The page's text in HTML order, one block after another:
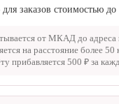
заказов стоимостью до
от МКАД до адреса
на расстояние более 50
прибавляется 500 ₽ за